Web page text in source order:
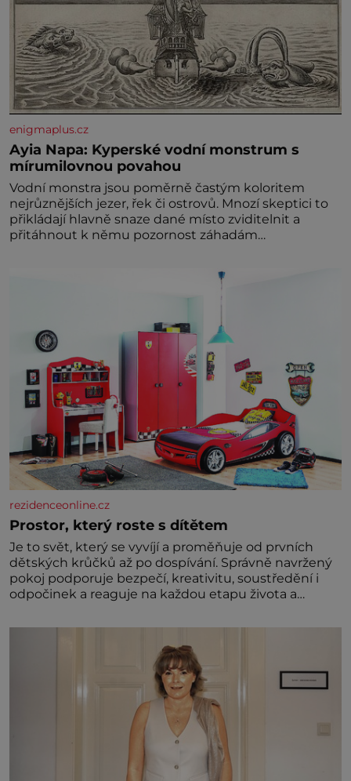
enigmaplus.cz
Ayia Napa: Kyperské vodní monstrum s
mírumilovnou povahou
Vodní monstra jsou poměrně častým koloritem
nejrůznějších jezer, řek či ostrovů. Mnozí skeptici to
přikládají hlavně snaze dané místo zviditelnit a
přitáhnout k němu pozornost záhadám
rezidenceonline.cz
Prostor, který roste s dítětem
Je to svět, který se vyvíjí a proměňuje od prvních
dětských krůčků až po dospívání. Správně navržený
pokoj podporuje bezpečí, kreativitu, soustředění i
odpočinek a reaguje na každou etapu života a
jednoduchost, měkkost a bezpečí, proto by pokoj